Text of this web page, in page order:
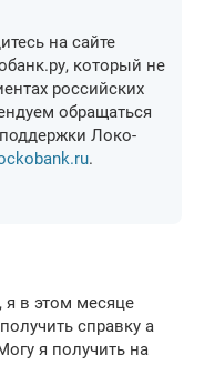
на сайте
который не
российских
обращаться
Локо-
.
я в этом месяце
справку а
я получить на